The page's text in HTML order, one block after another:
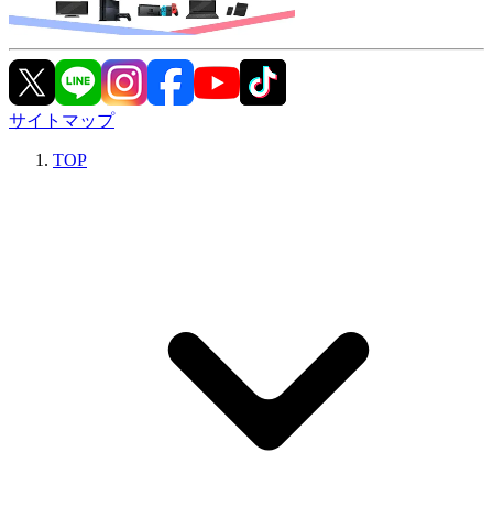
サイトマップ
TOP